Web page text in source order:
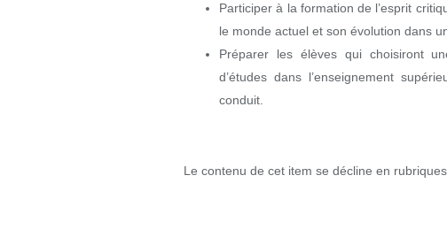
Participer à la formation de l’esprit
le monde actuel et son évolution dans
Préparer les élèves qui choisiront
d’études dans l’enseignement
conduit.
Le contenu de cet item se décline en rubriques.